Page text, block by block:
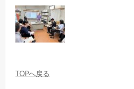
TOPへ戻る